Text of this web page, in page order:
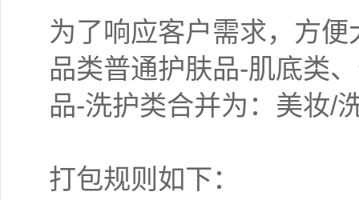
为了响应客户需求，方
品类普通护肤品-肌底类
品-洗护类合并为：美妆/
打包规则如下：